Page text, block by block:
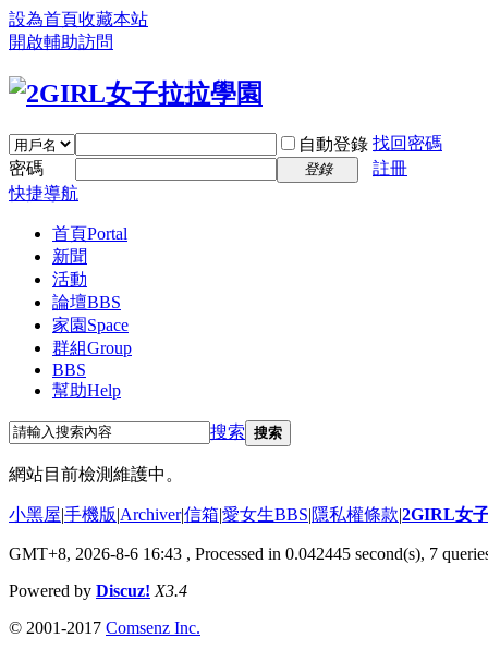
設為首頁收藏本站
開啟輔助訪問
自動登錄 找回密碼
密碼
登錄
註冊
快捷導航
首頁Portal
新聞
活動
論壇BBS
家園 Space
群組Group
BBS
幫助Help
搜索 搜索
網站目前檢測維護中。
小黑屋|手機版|Archiver|信箱|愛女生BBS|隱私權條款|2GIRL女
GMT+8, 2026-8-6 16:43 , Processed in 0.042445 second(s), 7
Powered by Discuz! X3.4
© 2001-2017 Comsenz Inc.